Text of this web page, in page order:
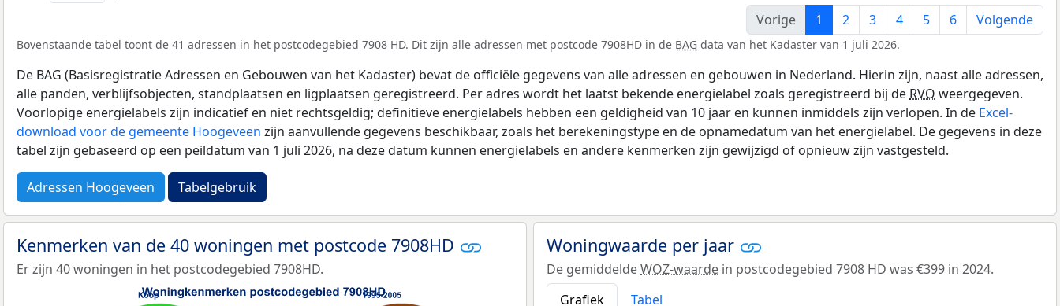
Vorige
1 2 3 4 5 6 Volgende
Bovenstaande tabel toont de 41 adressen in het postcodegebied 7908 HD. Dit zijn alle adressen met postcode 7908HD in de BAG data van het Kadaster van 1 juli 2026.
De BAG (Basisregistratie Adressen en Gebouwen van het Kadaster) bevat de officiële gegevens van alle adressen en gebouwen in Nederland. Hierin zijn, naast alle adressen,
alle panden, verblijfsobjecten, standplaatsen en ligplaatsen geregistreerd. Per adres wordt het laatst bekende energielabel zoals geregistreerd bij de RVO weergegeven.
Voorlopige energielabels zijn indicatief en niet rechtsgeldig; definitieve energielabels hebben een geldigheid van 10 jaar en kunnen inmiddels zijn verlopen. In de Excel-
download voor de gemeente Hoogeveen zijn aanvullende gegevens beschikbaar, zoals het berekeningstype en de opnamedatum van het energielabel. De gegevens in deze
tabel zijn gebaseerd op een peildatum van 1 juli 2026, na deze datum kunnen energielabels en andere kenmerken zijn gewijzigd of opnieuw zijn vastgesteld.
Adressen Hoogeveen Tabelgebruik
Kenmerken van de 40 woningen met postcode 7908HD
Er zijn 40 woningen in het postcodegebied 7908HD.
Woningwaarde per jaar
De gemiddeldeWOZ-waarde in postcodegebied 7908 HD was €399 in 2024.
Grafiek
Tabel